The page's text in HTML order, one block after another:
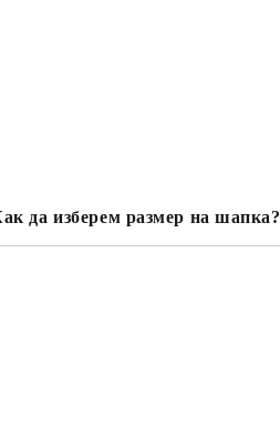
да изберем размер на шапка?